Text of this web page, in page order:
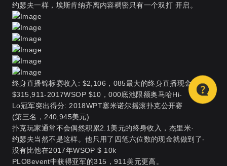
约瑟夫一样，埃斯肯纳齐离内容稠密只有一个双打 开启。
终身直播锦标赛收入: $2,106，085最大的终身直播现金:
$315,911-2017WSOP $10，000底池限额奥马哈Hi-
Lo冠军突出得分: 2018WPT塞米诺尔摇滚扑克公开赛
(第三名，240,945美元)
扑克玩家通常不会偶然积累2.1美元的终身收入，杰里米·
约瑟夫当然不是这样。他只用了四笔六位数的现金就做到了-
没有比他在2017年WSOP $ 10k
PLO8event中获得亚军的315，911美元更高。